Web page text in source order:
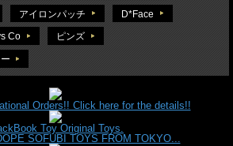
アイロンパッチ D*Face
Co ピンズ
Orders!! Click here for the details!!
Toy Original Toys.
SOFUBI TOYS FROM TOKYO...